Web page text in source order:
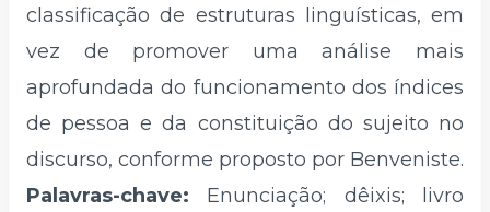
classificação de estruturas linguísticas, em
vez de promover uma análise mais
aprofundada do funcionamento dos índices
de pessoa e da constituição do sujeito no
discurso, conforme proposto por Benveniste.
Palavras-chave: Enunciação; dêixis; livro